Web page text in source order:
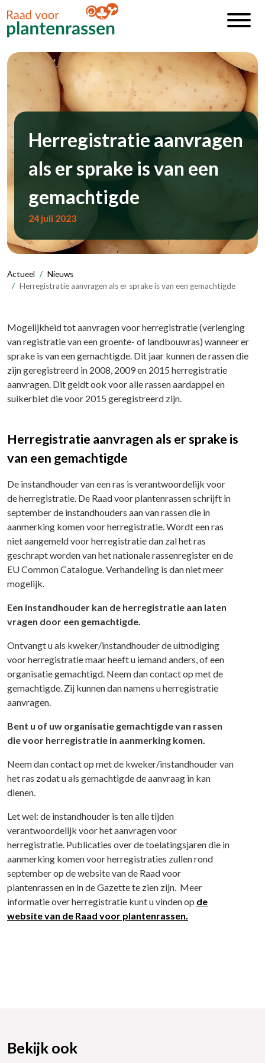
Herregistratie aanvragen
als er sprake is van een
gemachtigde
24 juli 2023
Actueel
Nieuws
Herregistratie aanvragen als er sprake is van een gemachtigde
Mogelijkheid tot aanvragen voor herregistratie (verlenging
van registratie van een groente- of landbouwras) wanneer er
sprake is van een gemachtigde. Dit jaar kunnen de rassen die
zijn geregistreerd in 2008, 2009 en 2015 herregistratie
aanvragen. Dit geldt ook voor alle rassen aardappel en
suikerbiet die voor 2015 geregistreerd zijn.
Herregistratie aanvragen als er sprake is
van een gemachtigde
De instandhouder van een ras is verantwoordelijk voor
de herregistratie. De Raad voor plantenrassen schrijft in
september de instandhouders aan van rassen die in
aanmerking komen voor herregistratie. Wordt een ras
niet aangemeld voor herregistratie dan zal het ras
geschrapt worden van het nationale rassenregister en de
EU Common Catalogue. Verhandeling is dan niet meer
mogelijk.
Een instandhouder kan de herregistratie aan laten
vragen door een gemachtigde.
Ontvangt u als kweker/instandhouder de uitnodiging
voor herregistratie maar heeft u iemand anders, of een
organisatie gemachtigd. Neem dan contact op met de
gemachtigde. Zij kunnen dan namens u herregistratie
aanvragen.
Bent u of uw organisatie gemachtigde van rassen
die voor herregistratie in aanmerking komen.
Neem dan contact op met de kweker/instandhouder van
het ras zodat u als gemachtigde de aanvraag in kan
dienen.
Let wel: de instandhouder is ten alle tijden
verantwoordelijk voor het aanvragen voor
herregistratie. Publicaties over de toelatingsjaren die in
aanmerking komen voor herregistraties zullen rond
september op de website van de Raad voor
plantenrassen en in de Gazette te zien zijn. Meer
informatie over herregistratie kunt u vinden op de
website van de Raad voor plantenrassen.
Bekijk ook